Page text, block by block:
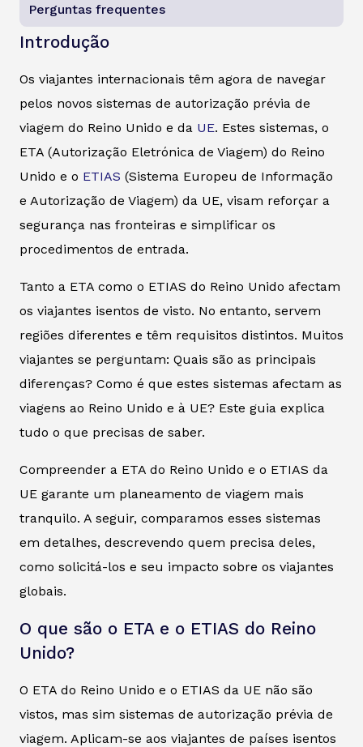
Perguntas frequentes
Introdução
Os viajantes internacionais têm agora de navegar
pelos novos sistemas de autorização prévia de
viagem do Reino Unido e da UE. Estes sistemas, o
ETA (Autorização Eletrónica de Viagem) do Reino
Unido e o ETIAS (Sistema Europeu de Informação
e Autorização de Viagem) da UE, visam reforçar a
segurança nas fronteiras e simplificar os
procedimentos de entrada.
Tanto a ETA como o ETIAS do Reino Unido afectam
os viajantes isentos de visto. No entanto, servem
regiões diferentes e têm requisitos distintos. Muitos
viajantes se perguntam: Quais são as principais
diferenças? Como é que estes sistemas afectam as
viagens ao Reino Unido e à UE? Este guia explica
tudo o que precisas de saber.
Compreender a ETA do Reino Unido e o ETIAS da
UE garante um planeamento de viagem mais
tranquilo. A seguir, comparamos esses sistemas
em detalhes, descrevendo quem precisa deles,
como solicitá-los e seu impacto sobre os viajantes
globais.
O que são o ETA e o ETIAS do Reino
Unido?
O ETA do Reino Unido e o ETIAS da UE não são
vistos, mas sim sistemas de autorização prévia de
viagem. Aplicam-se aos viajantes de países isentos